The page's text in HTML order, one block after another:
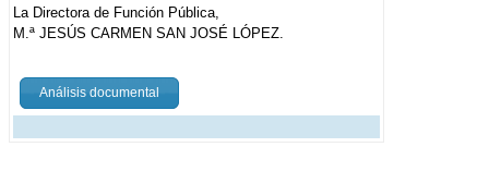
La Directora de Función Pública,
M.ª JESÚS CARMEN SAN JOSÉ LÓPEZ.
Análisis documental